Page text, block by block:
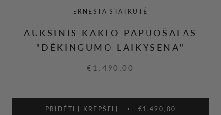
ERNESTA STATKUTĖ
AUKSINIS KAKLO PAPUOŠALAS
"DĖKINGUMO LAIKYSENA"
€1.490,00
PRIDĖTI Į KREPŠELĮ €1.490,00